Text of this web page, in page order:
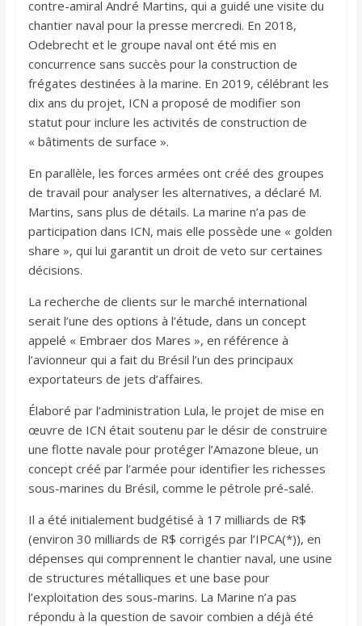
contre-amiral André Martins, qui a guidé une visite du
chantier naval pour la presse mercredi. En 2018,
Odebrecht et le groupe naval ont été mis en
concurrence sans succès pour la construction de
frégates destinées à la marine. En 2019, célébrant les
dix ans du projet, ICN a proposé de modifier son
statut pour inclure les activités de construction de
« bâtiments de surface ».
En parallèle, les forces armées ont créé des groupes
de travail pour analyser les alternatives, a déclaré M.
Martins, sans plus de détails. La marine n’a pas de
participation dans ICN, mais elle possède une « golden
share », qui lui garantit un droit de veto sur certaines
décisions.
La recherche de clients sur le marché international
serait l’une des options à l’étude, dans un concept
appelé « Embraer dos Mares », en référence à
l’avionneur qui a fait du Brésil l’un des principaux
exportateurs de jets d’affaires.
Élaboré par l’administration Lula, le projet de mise en
œuvre de ICN était soutenu par le désir de construire
une flotte navale pour protéger l’Amazone bleue, un
concept créé par l’armée pour identifier les richesses
sous-marines du Brésil, comme le pétrole pré-salé.
Il a été initialement budgétisé à 17 milliards de R$
(environ 30 milliards de R$ corrigés par l’IPCA(*)), en
dépenses qui comprennent le chantier naval, une usine
de structures métalliques et une base pour
l’exploitation des sous-marins. La Marine n’a pas
répondu à la question de savoir combien a déjà été